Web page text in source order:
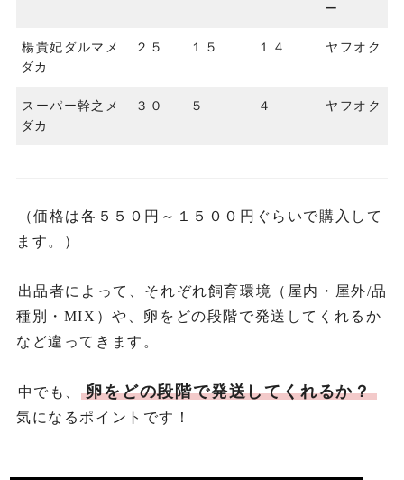
ー
楊貴妃ダルマメ
ダカ
２５ １５ １４ ヤフオク
スーパー幹之メ
ダカ
３０ ５ ４ ヤフオク
（価格は各５５０円～１５００円ぐらいで購入して
ます。）
出品者によって、それぞれ飼育環境（屋内・屋外/品
種別・MIX）や、卵をどの段階で発送してくれるか
など違ってきます。
中でも、 卵をどの段階で発送してくれるか？
気になるポイントです！